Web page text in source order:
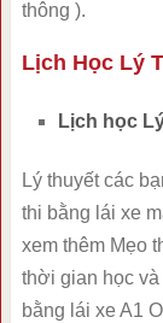
thông ).
Lịch Học Lý
Lịch học
Lý thuyết các
thi bằng lái xe
xem thêm Mẹo
thời gian học
bằng lái xe A1